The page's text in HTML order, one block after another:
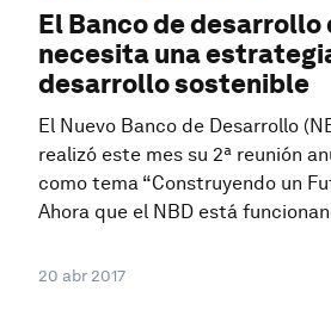
El Banco de desarrollo
necesita una
desarrollo sostenible
El Nuevo Banco de Desarrollo
realizó este mes su 2ª reunión
como tema “Construyendo un
Ahora que el NBD está
20 abr 2017